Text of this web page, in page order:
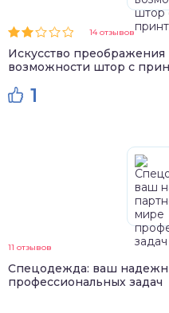
14 отзывов
Искусство преображения
возможности штор с
1
11 отзывов
Спецодежда: ваш
профессиональных задач